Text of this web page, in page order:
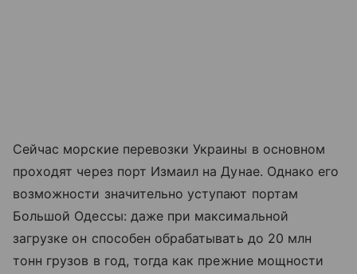
Сейчас морские перевозки Украины в основном
проходят через порт Измаил на Дунае. Однако его
возможности значительно уступают портам
Большой Одессы: даже при максимальной
загрузке он способен обрабатывать до 20 млн
тонн грузов в год, тогда как прежние мощности